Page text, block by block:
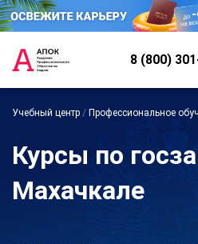
8 (800)
Учебный центр / Профессиональное
Курсы по
Махачкале